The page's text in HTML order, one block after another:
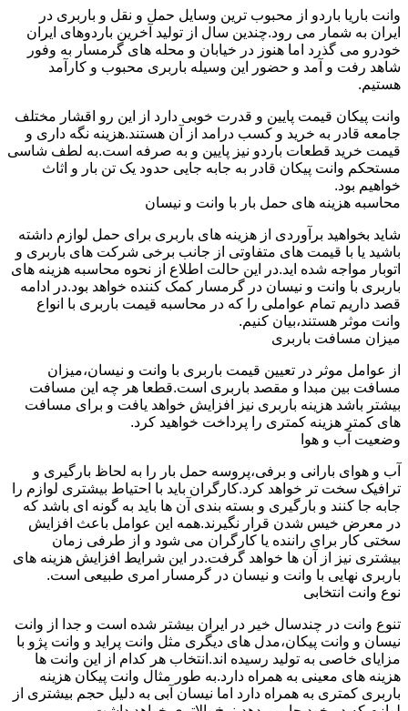
وانت باریا باردو از محبوب ترین وسایل حمل و نقل و باربری در
ایران به شمار می رود.چندین سال از تولید آخرین باردوهای ایران
خودرو می گذرد اما هنوز در خیابان و محله های گرمسار به وفور
شاهد رفت و آمد و حضور این وسیله باربری محبوب و کارآمد
هستیم.
وانت پیکان قیمت پایین و قدرت خوبی دارد از این رو اقشار مختلف
جامعه قادر به خرید و کسب درامد از آن هستند.هزینه نگه داری و
قیمت خرید قطعات باردو نیز پایین و به صرفه است.به لطف شاسی
مستحکم وانت پیکان قادر به جابه جایی حدود یک تن بار و اثاث
خواهیم بود.
محاسبه هزینه های حمل بار با وانت و نیسان
شاید بخواهید برآوردی از هزینه های باربری برای حمل لوازم داشته
باشید یا با قیمت های متفاوتی از جانب برخی شرکت های باربری و
اتوبار مواجه شده اید.در این حالت اطلاع از نحوه محاسبه هزینه های
باربری با وانت و نیسان در گرمسار کمک کننده خواهد بود.در ادامه
قصد داریم تمام عواملی را که در محاسبه قیمت باربری با انواع
وانت موثر هستند،بیان کنیم.
میزان مسافت باربری
از عوامل موثر در تعیین قیمت باربری با وانت و نیسان،میزان
مسافت بین مبدا و مقصد باربری است.قطعا هر چه این مسافت
بیشتر باشد هزینه باربری نیز افزایش خواهد یافت و برای مسافت
های کمتر هزینه کمتری را پرداخت خواهید کرد.
وضعیت آب و هوا
آب و هوای بارانی و برفی،پروسه حمل بار را به لحاظ بارگیری و
ترافیک سخت تر خواهد کرد.کارگران باید با احتیاط بیشتری لوازم را
جابه جا کنند و بارگیری و بسته بندی آن ها باید به گونه ای باشد که
در معرض خیس شدن قرار نگیرند.همه این عوامل باعث افزایش
سختی کار برای راننده یا کارگران می شود و از طرفی زمان
بیشتری نیز از آن ها خواهد گرفت.در این شرایط افزایش هزینه های
باربری نهایی با وانت و نیسان در گرمسار امری طبیعی است.
نوع وانت انتخابی
تنوع وانت در چندسال خیر در ایران بیشتر شده است و جدا از وانت
نیسان و وانت پیکان،مدل های دیگری مثل وانت پراید و وانت پژو با
مزایای خاصی به تولید رسیده اند.انتخاب هر کدام از این وانت ها
هزینه های معینی به همراه دارد.به طور مثال وانت پیکان هزینه
باربری کمتری به همراه دارد اما نیسان آبی به دلیل حجم بیشتری از